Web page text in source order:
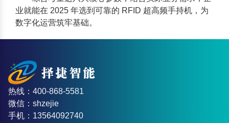
业就能在 2025 年选到可靠的 RFID 超高频手持机 ，为
数字化运营筑牢基础。
热线：400-868-5581
微信：shzejie
手机：13564092740